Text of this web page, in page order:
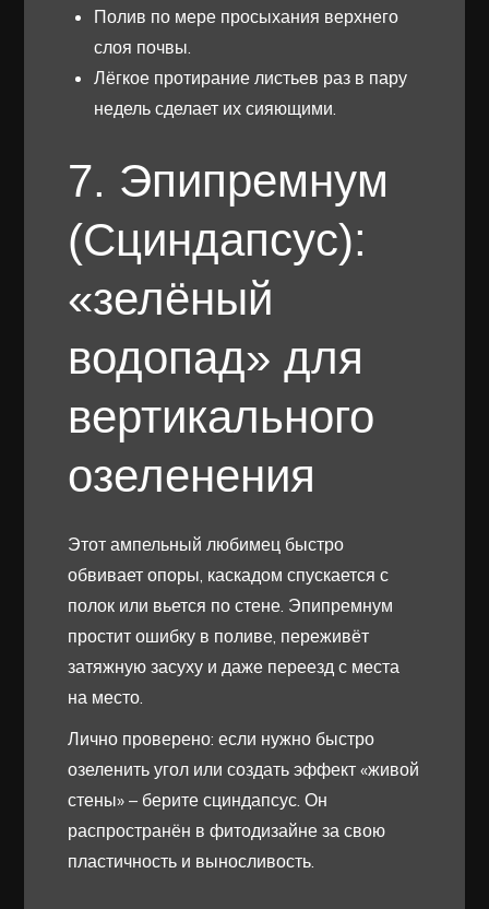
Полив по мере просыхания верхнего
слоя почвы.
Лёгкое протирание листьев раз в пару
недель сделает их сияющими.
7. Эпипремнум
(Сциндапсус):
«зелёный
водопад» для
вертикального
озеленения
Этот ампельный любимец быстро
обвивает опоры, каскадом спускается с
полок или вьется по стене. Эпипремнум
простит ошибку в поливе, переживёт
затяжную засуху и даже переезд с места
на место.
Лично проверено: если нужно быстро
озеленить угол или создать эффект «живой
стены» – берите сциндапсус. Он
распространён в фитодизайне за свою
пластичность и выносливость.